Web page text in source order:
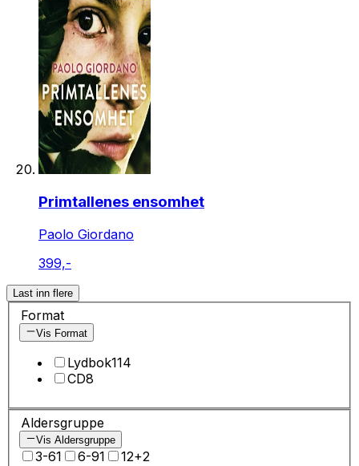
Primtallenes ensomhet
Paolo Giordano
399,-
Last inn flere
Format
Vis Format
Lydbok114
CD8
Aldersgruppe
Vis Aldersgruppe
3-61 6-91 12+2